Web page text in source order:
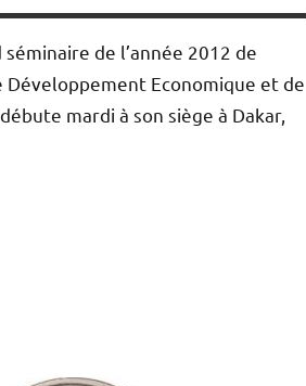
de l’année 2012 de
Développement Economique et de
mardi à son siège à Dakar,